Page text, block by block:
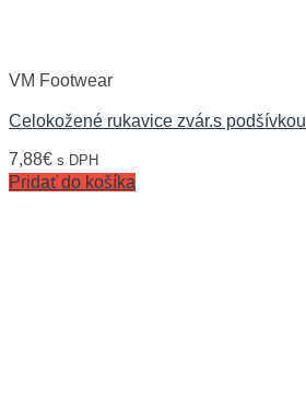
VM Footwear
Celokožené rukavice zvár.s podšívkou
7,88€ s DPH
Pridať do košíka